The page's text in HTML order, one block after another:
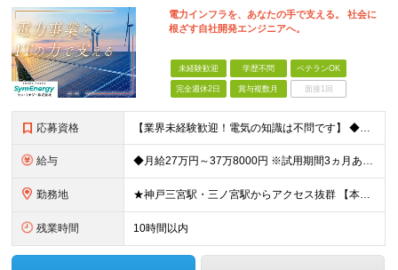
電力インフラを、あなたの手で支える。 社会に
根ざす自社開発エンジニアへ。
未経験歓迎 学歴不問 ベテランOK
完全週休2日 賞与複数月 面接1回
応募資格 【業界未経験歓迎！電気の知識は不問です】 ◆何らかのプログラミング経験、または学習経験をお持ちの方（言語・年数不問） ※学歴不問 ≪こんな方を求めています≫ ・コミュニケーションを大切にし、論理的に
給与 ◆月給27万円～37万8000円 ※試用期間3ヵ月あり。期間中の給与・待遇の差異はありません ※残業代は全額支給しています
勤務地 ★神戸三宮駅・三ノ宮駅からアクセス抜群 【本社】 兵庫県神戸市中央区御幸通8-1-6 神戸国際会館14階 ※(変更の範囲)上記を除く当社関連勤務地
残業時間 10時間以内